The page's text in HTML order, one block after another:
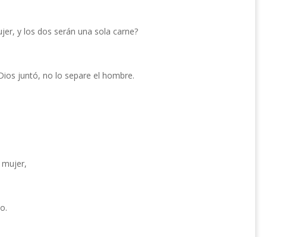
y los dos serán una sola carne?
juntó, no lo separe el hombre.